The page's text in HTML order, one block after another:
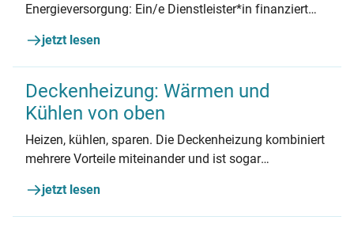
Energieversorgung: Ein/e Dienstleister*in finanziert
Vorteile, aber auch Nachteile – und es gibt Fallstricke.
jetzt lesen
Deckenheizung: Wärmen und
Kühlen von oben
Heizen, kühlen, sparen. Die Deckenheizung kombiniert
mehrere Vorteile miteinander und ist sogar
Deckenhöhe entscheidend ist, lesen Sie hier.
jetzt lesen